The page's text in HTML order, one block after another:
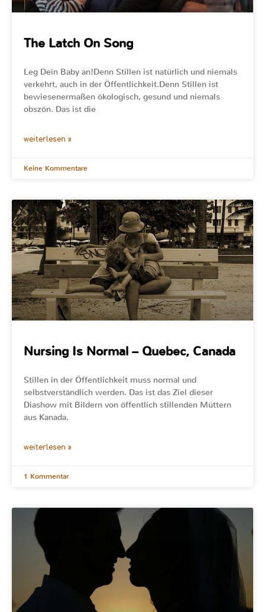
The Latch On Song
Leg Dein Baby an!Denn Stillen ist natürlich und niemals
verkehrt, auch in der Öffentlichkeit.Denn Stillen ist
bewiesenermaßen ökologisch, gesund und niemals
obszön. Das ist die
weiterlesen »
Keine Kommentare
Nursing Is Normal – Quebec, Canada
Stillen in der Öffentlichkeit muss normal und
selbstverständlich werden. Das ist das Ziel dieser
Diashow mit Bildern von öffentlich stillenden Müttern
aus Kanada.
weiterlesen »
1 Kommentar